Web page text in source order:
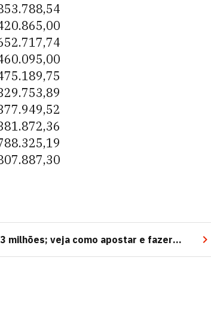
milhões; veja como apostar e fazer